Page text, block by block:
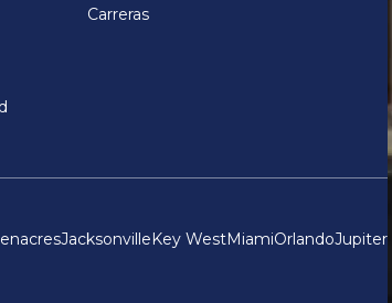
Carreras
JacksonvilleKey WestMiamiOrlandoJupiter